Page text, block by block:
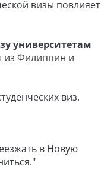
визы повлияет
университетам
из Филиппин и
виз.
в Новую